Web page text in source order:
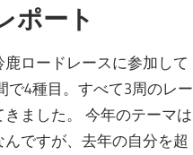
ポート
ロードレースに参加して
で4種目。すべて3周のレー
ました。 今年のテーマは
ですが、去年の自分を超